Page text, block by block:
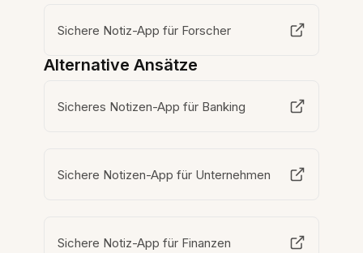
Sichere Notiz-App für Forscher
Alternative Ansätze
Sicheres Notizen-App für Banking
Sichere Notizen-App für Unternehmen
Sichere Notiz-App für Finanzen